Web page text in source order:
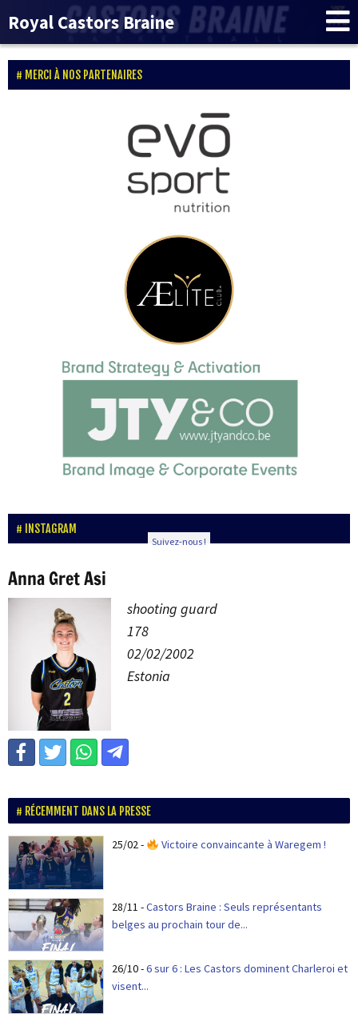
Royal Castors Braine
MERCI À NOS PARTENAIRES
INSTAGRAM
Suivez-nous !
Anna Gret Asi
shooting guard
178
02/02/2002
Estonia
RÉCEMMENT DANS LA PRESSE
25/02- Victoire convaincante à Waregem !
28/11 -Castors Braine : Seuls représentants
belges au prochain tour de...
26/10-6 sur 6 : Les Castors dominent Charleroi et
visent...